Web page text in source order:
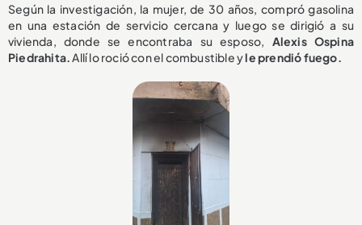
Según la investigación, la mujer, de 30 años, compró gasolina
en una estación de servicio cercana y luego se dirigió a su
vivienda, donde se encontraba su esposo, Alexis Ospina
Piedrahita.Allí lo roció con el combustible yle prendió fuego.